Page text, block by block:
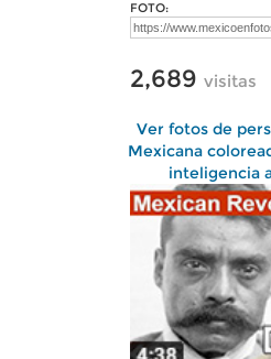
FOTO:
2,689 visitas
Ver fotos de
Mexicana
inteligencia